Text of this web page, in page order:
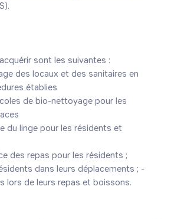
sont les suivantes :
des locaux et des sanitaires en
établies
de bio-nettoyage pour les
du linge pour les résidents et
des repas pour les résidents ;
dans leurs déplacements ; -
lors de leurs repas et boissons.